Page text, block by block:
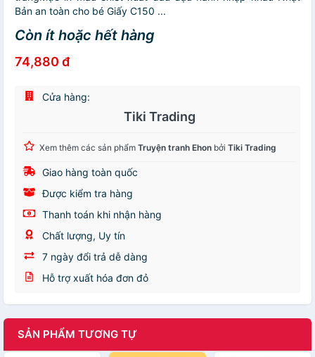
Bản an toàn cho bé Giấy C150 ...
Còn ít hoặc hết hàng
74,880 đ
Cửa hàng:
Tiki Trading
Xem thêm các sản phẩm Truyện tranh Ehon bởi Tiki Trading
Giao hàng toàn quốc
Được kiểm tra hàng
Thanh toán khi nhận hàng
Chất lượng, Uy tín
7 ngày đổi trả dễ dàng
Hỗ trợ xuất hóa đơn đỏ
SẢN PHẨM TƯƠNG TỰ